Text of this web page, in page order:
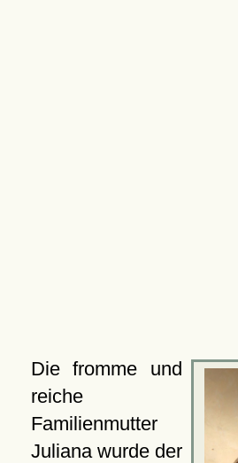
Die fromme und
reiche
Familienmutter
Juliana wurde der